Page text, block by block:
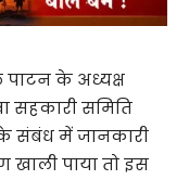
पाटन के अध्यक्ष
सहकारी समिति
के संबंध में जानकारी
खाली पाया तो इस